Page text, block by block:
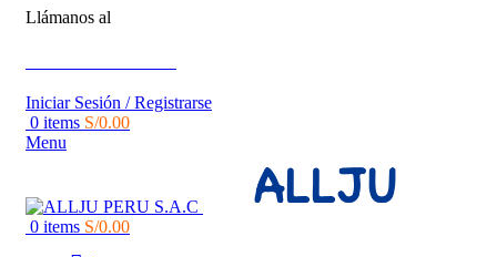
Llámanos al
Iniciar Sesión / Registrarse
0 items S/0.00
Menu
0 items S/0.00